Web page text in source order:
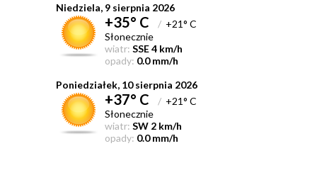
Niedziela, 9 sierpnia 2026
+35° C /+21° C
Słonecznie
wiatr: SSE 4 km/h
opady: 0.0 mm/h
Poniedziałek, 10 sierpnia 2026
+37° C /+21° C
Słonecznie
wiatr: SW 2 km/h
opady: 0.0 mm/h